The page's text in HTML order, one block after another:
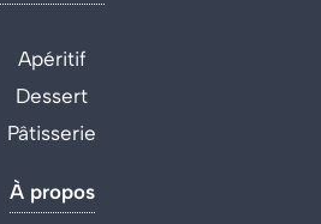
Apéritif
Dessert
Pâtisserie
À propos